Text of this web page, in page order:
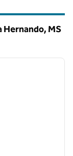
Hernando, MS